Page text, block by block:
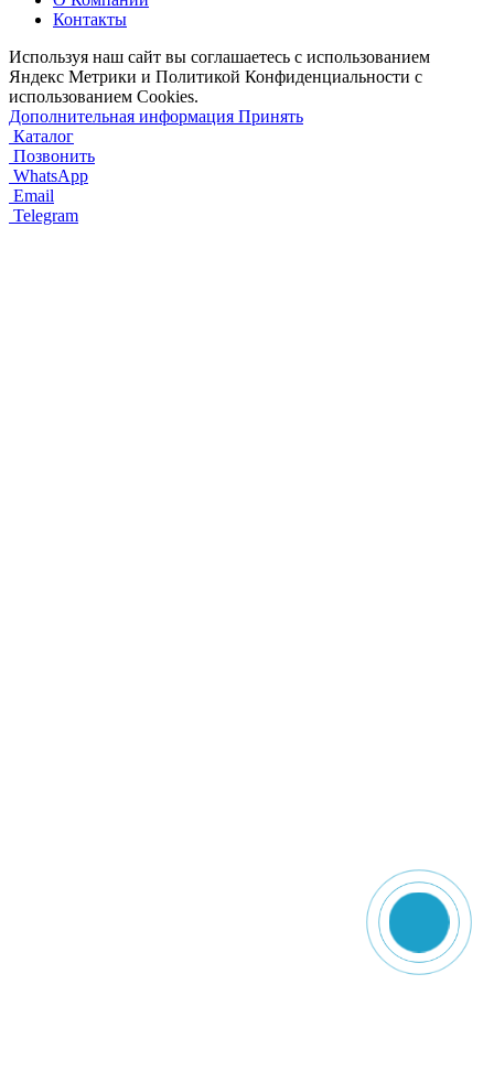
Контакты
Используя наш сайт вы соглашаетесь с использованием
Яндекс Метрики и Политикой Конфиденциальности с
использованием Cookies.
Дополнительная информация Принять
Каталог
Позвонить
WhatsApp
Email
Telegram